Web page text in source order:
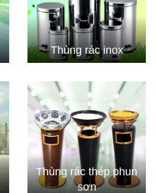
Thùng rác inox
Thùng rác thép phun
sơn